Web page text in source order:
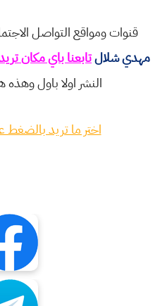
قنوات ومواقع التواصل
مهدي شلالتابعنا باي مكان
النشر اولا باول وهذه
اختر ما تريد بالضغط